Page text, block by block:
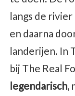
langs de
en daarna
landerijen. In
bij The Real
legendarisch,